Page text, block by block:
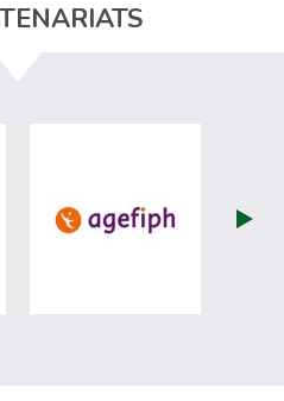
les site de Ministère du travail
visiter les